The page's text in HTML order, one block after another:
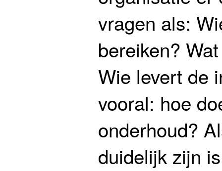
vragen als:
bereiken?
Wie levert de
vooral: hoe
onderhoud?
duidelijk zijn